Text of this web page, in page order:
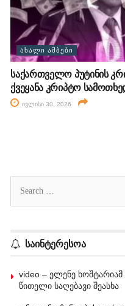
ᲐᲮᲐᲚᲘ ᲐᲛᲑᲔᲑᲘ
საქართველო პუტინის
ქვეყანა კრიპტო
ივლისი 30, 2026
საინტერესოა
video – ელენე
წითელი საღებავი შეასხა